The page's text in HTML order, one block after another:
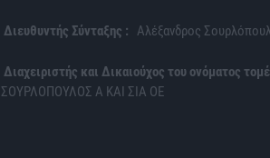
Διευθυντής Σύνταξης : Αλέξανδρος
Διαχειριστής και Δικαιούχος του ονόματος
ΣΟΥΡΛΟΠΟΥΛΟΣ Α ΚΑΙ ΣΙΑ ΟΕ